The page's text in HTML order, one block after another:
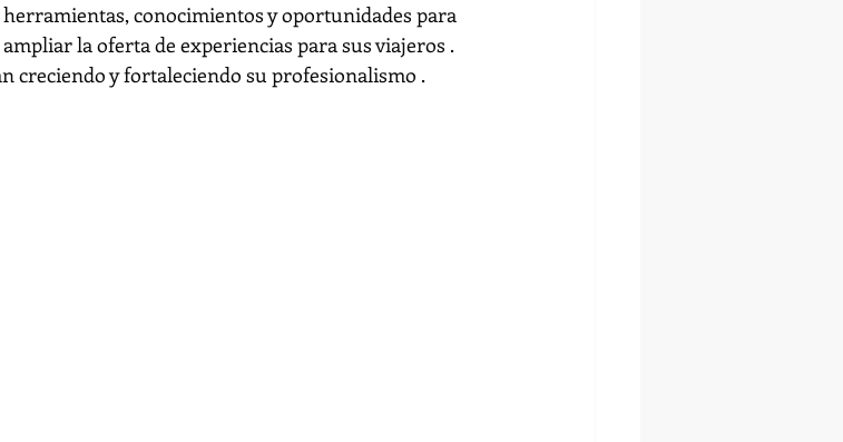
conocimientos y oportunidades para
la oferta de experiencias para sus viajeros .
creciendo y fortaleciendo su profesionalismo .